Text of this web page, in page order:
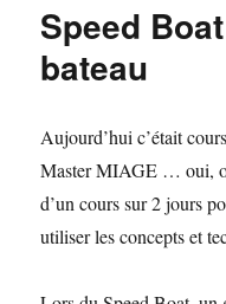
Speed
bateau
Aujourd’hui c’était
Master MIAGE … oui,
d’un cours sur 2 jours
utiliser les concepts et